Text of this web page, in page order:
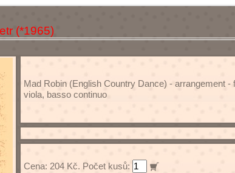
(*1965)
Mad Robin (English Country Dance) - arrangement -
viola, basso continuo
Cena: 204 Kč. Počet kusů: